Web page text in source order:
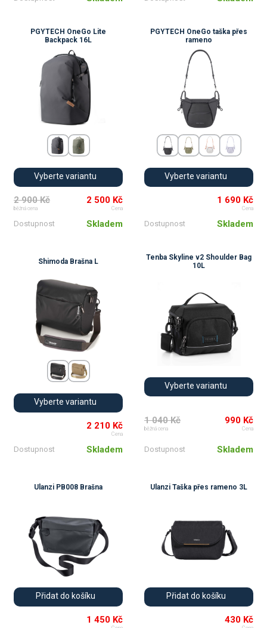
PGYTECH OneGo Lite
Backpack 16L
Vyberte variantu
2 900 Kč
běžná cena
2 500 Kč
Cena
Dostupnost Skladem
PGYTECH OneGo taška přes
rameno
Vyberte variantu
1 690 Kč
Cena
Dostupnost Skladem
Shimoda Brašna L
Vyberte variantu
2 210 Kč
Cena
Dostupnost Skladem
Tenba Skyline v2 Shoulder Bag
10L
Vyberte variantu
1 040 Kč
běžná cena
990 Kč
Cena
Dostupnost Skladem
Ulanzi PB008 Brašna
Přidat do košíku
1 450 Kč
Ulanzi Taška přes rameno 3L
Přidat do košíku
430 Kč